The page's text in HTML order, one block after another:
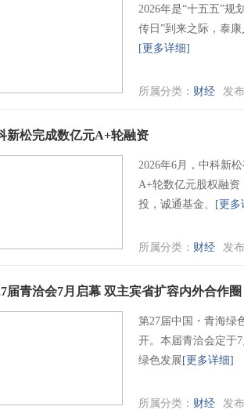
2026年是“十五五”规
传日”到来之际，泰
[更多详细]
所属分类： 财经 发
新松完成数亿元A+轮融资
2026年6月，中科新
A+轮数亿元股权融资
投，诚通基金、
[更多
所属分类： 财经 发
届青洽会7月启幕 双主宾省扩容内外合作圈
第27届中国・青海绿
开。本届青洽会定于
绿色发展 [更多详细]
所属分类： 财经 发